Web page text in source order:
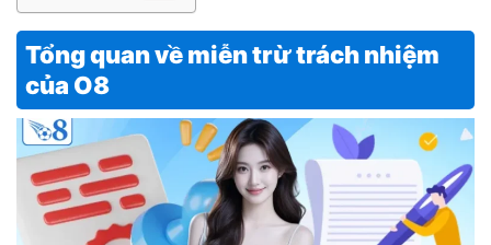
Tổng quan về miễn trừ trách nhiệm
của O8